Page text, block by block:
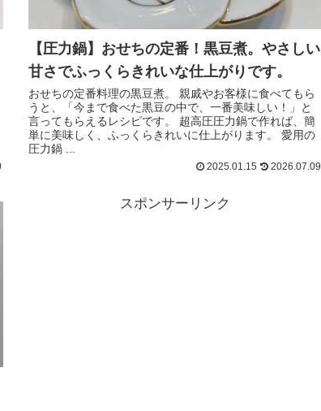
【圧力鍋】おせちの定番！黒豆煮。やさしい
甘さでふっくらきれいな仕上がりです。
おせちの定番料理の黒豆煮。 親戚やお客様に食べてもら
うと、「今まで食べた黒豆の中で、一番美味しい！」と
言ってもらえるレシピです。 超高圧圧力鍋で作れば、簡
単に美味しく、ふっくらきれいに仕上がります。 愛用の
圧力鍋 ...
2025.01.15 2026.07.09
スポンサーリンク